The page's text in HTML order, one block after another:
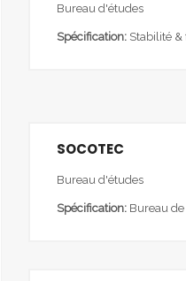
Bureau d'études
Spécification: Stabilité
SOCOTEC
Bureau d'études
Spécification: Bureau